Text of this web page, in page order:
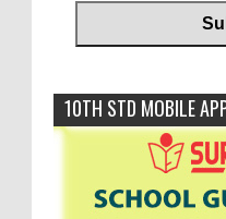
10TH STD MOBILE